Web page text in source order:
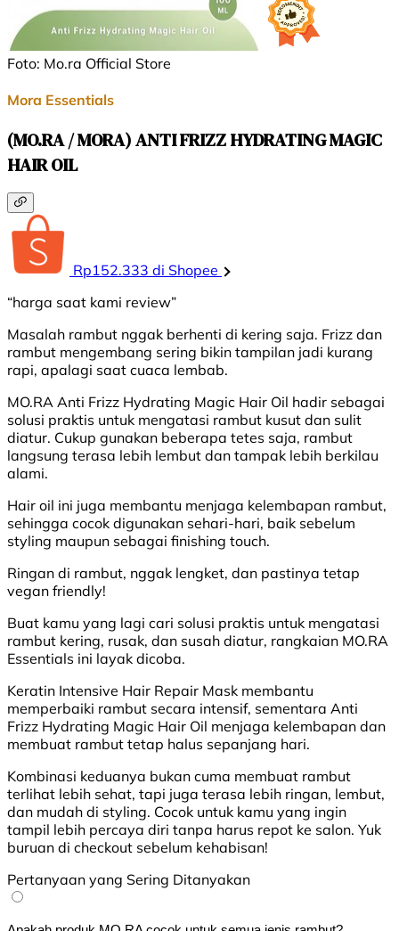
Foto: Mo.ra Official Store
Mora Essentials
(MO.RA / MORA) ANTI FRIZZ HYDRATING MAGIC
HAIR OIL
Rp152.333 di Shopee
“harga saat kami review”
Masalah rambut nggak berhenti di kering saja. Frizz dan
rambut mengembang sering bikin tampilan jadi kurang
rapi, apalagi saat cuaca lembab.
MO.RA Anti Frizz Hydrating Magic Hair Oil hadir sebagai
solusi praktis untuk mengatasi rambut kusut dan sulit
diatur. Cukup gunakan beberapa tetes saja, rambut
langsung terasa lebih lembut dan tampak lebih berkilau
alami.
Hair oil ini juga membantu menjaga kelembapan rambut,
sehingga cocok digunakan sehari-hari, baik sebelum
styling maupun sebagai finishing touch.
Ringan di rambut, nggak lengket, dan pastinya tetap
vegan friendly!
Buat kamu yang lagi cari solusi praktis untuk mengatasi
rambut kering, rusak, dan susah diatur, rangkaian MO.RA
Essentials ini layak dicoba.
Keratin Intensive Hair Repair Mask membantu
memperbaiki rambut secara intensif, sementara Anti
Frizz Hydrating Magic Hair Oil menjaga kelembapan dan
membuat rambut tetap halus sepanjang hari.
Kombinasi keduanya bukan cuma membuat rambut
terlihat lebih sehat, tapi juga terasa lebih ringan, lembut,
dan mudah di styling. Cocok untuk kamu yang ingin
tampil lebih percaya diri tanpa harus repot ke salon. Yuk
buruan di checkout sebelum kehabisan!
Pertanyaan yang Sering Ditanyakan